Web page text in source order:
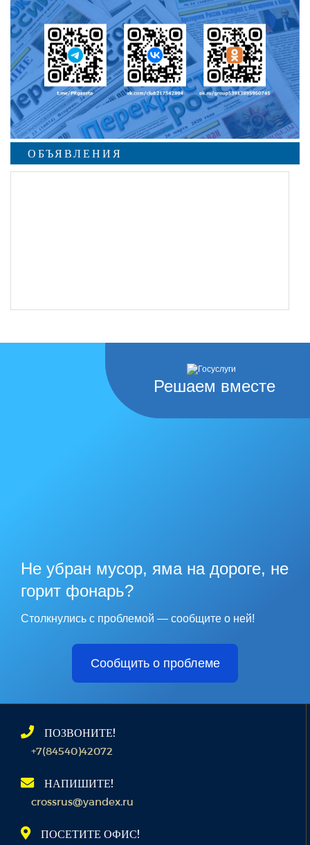
ОБЪЯВЛЕНИЯ
Решаем вместе
Не убран мусор, яма на дороге, не
горит фонарь?
Столкнулись с проблемой — сообщите о ней!
Сообщить о проблеме
ПОЗВОНИТЕ!
+7(84540)42072
НАПИШИТЕ!
crossrus@yandex.ru
ПОСЕТИТЕ ОФИС!